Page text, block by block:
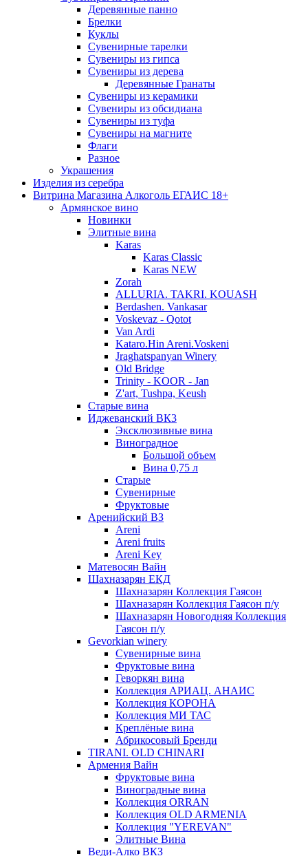
Деревянные панно
Брелки
Куклы
Сувенирные тарелки
Сувениры из гипса
Сувениры из дерева
Деревянные Гранаты
Сувениры из керамики
Сувениры из обсидиана
Сувениры из туфа
Сувениры на магните
Флаги
Разное
Украшения
Изделия из серебра
Витрина Магазина Алкоголь ЕГАИС 18+
Армянское вино
Новинки
Элитные вина
Karas
Karas Classic
Karas NEW
Zorah
ALLURIA. TAKRI. KOUASH
Berdashen. Vankasar
Voskevaz - Qotot
Van Ardi
Kataro.Hin Areni.Voskeni
Jraghatspanyan Winery
Old Bridge
Trinity - KOOR - Jan
Z'art, Tushpa, Keush
Старые вина
Иджеванский ВК3
Эксклюзивные вина
Виноградное
Большой объем
Вина 0,75 л
Старые
Сувенирные
Фруктовые
Аренийский ВЗ
Areni
Areni fruits
Areni Key
Матевосян Вайн
Шахназарян ЕКД
Шахназарян Коллекция Гаясон
Шахназарян Коллекция Гаясон п/у
Шахназарян Новогодняя Коллекция
Гаясон п/у
Gevorkian winery
Сувенирные вина
Фруктовые вина
Геворкян вина
Коллекция АРИАЦ. АНАИС
Коллекция КОРОНА
Коллекция МИ ТАС
Креплёные вина
Абрикосовый Бренди
TIRANI. OLD CHINARI
Армения Вайн
Фруктовые вина
Виноградные вина
Коллекция ORRAN
Коллекция OLD ARMENIA
Коллекция "YEREVAN"
Элитные Вина
Веди-Алко ВКЗ